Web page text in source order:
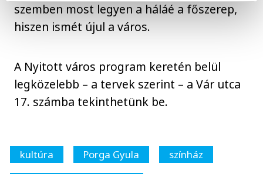
szemben most legyen a háláé a főszerep,
hiszen ismét újul a város.
A Nyitott város program keretén belül
legközelebb – a tervek szerint – a Vár utca
17. számba tekinthetünk be.
kultúra Porga Gyula
színház